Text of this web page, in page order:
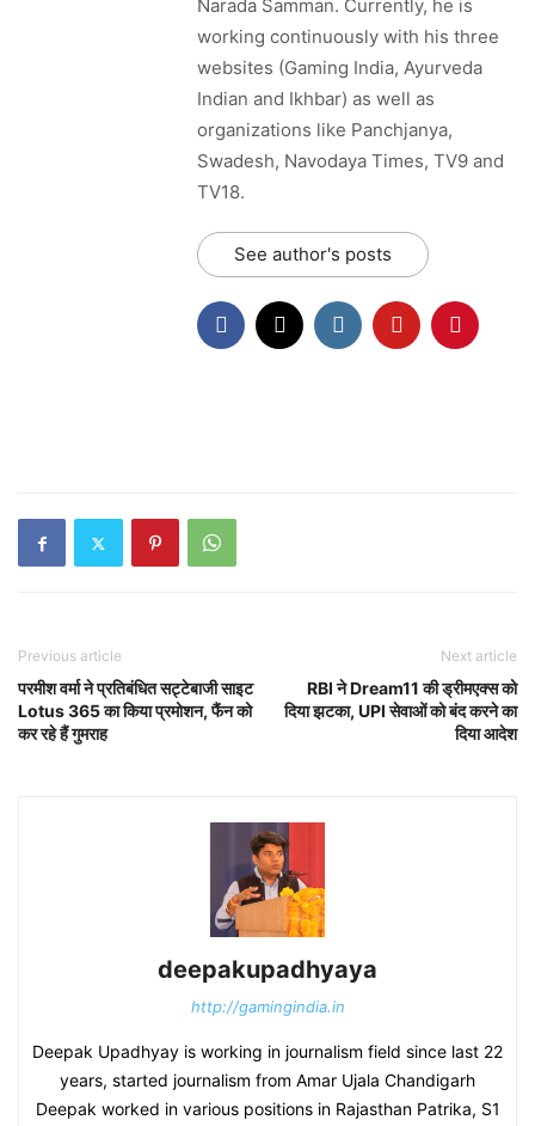
Narada Samman. Currently, he is
working continuously with his three
websites (Gaming India, Ayurveda
Indian and Ikhbar) as well as
organizations like Panchjanya,
Swadesh, Navodaya Times, TV9 and
TV18.
See author's posts
Previous article
परमीश वर्मा ने प्रतिबंधित सट्टेबाजी साइट
Lotus 365 का किया प्रमोशन, फैंन को
कर रहे हैं गुमराह
Next article
RBI ने Dream11 की ड्रीमएक्स को
दिया झटका, UPI सेवाओं को बंद करने का
दिया आदेश
deepakupadhyaya
http://gamingindia.in
Deepak Upadhyay is working in journalism field since last 22
years, started journalism from Amar Ujala Chandigarh
Deepak worked in various positions in Rajasthan Patrika, S1